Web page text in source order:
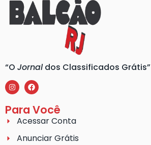
“O Jornaldos Classificados Grátis”
Para Você
Acessar Conta
Anunciar Grátis